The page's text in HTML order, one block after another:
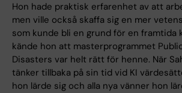
Hon hade praktisk erfarenhet av att
men ville också skaffa sig en mer
som kunde bli en grund för en framtida
kände hon att masterprogrammet
Disasters var helt rätt för henne. När
tänker tillbaka på sin tid vid KI
hon lärde sig och alla nya vänner hon